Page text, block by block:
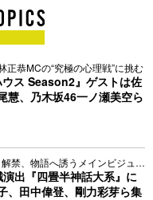
正恭MCの“究極の心理戦”に挑む
ウス Season2』ゲストは佐
慧、乃木坂46一ノ瀬美空ら
禁、物語へ誘うメインビジュア
出『四畳半神話大系』に
、田中偉登、剛力彩芽ら集